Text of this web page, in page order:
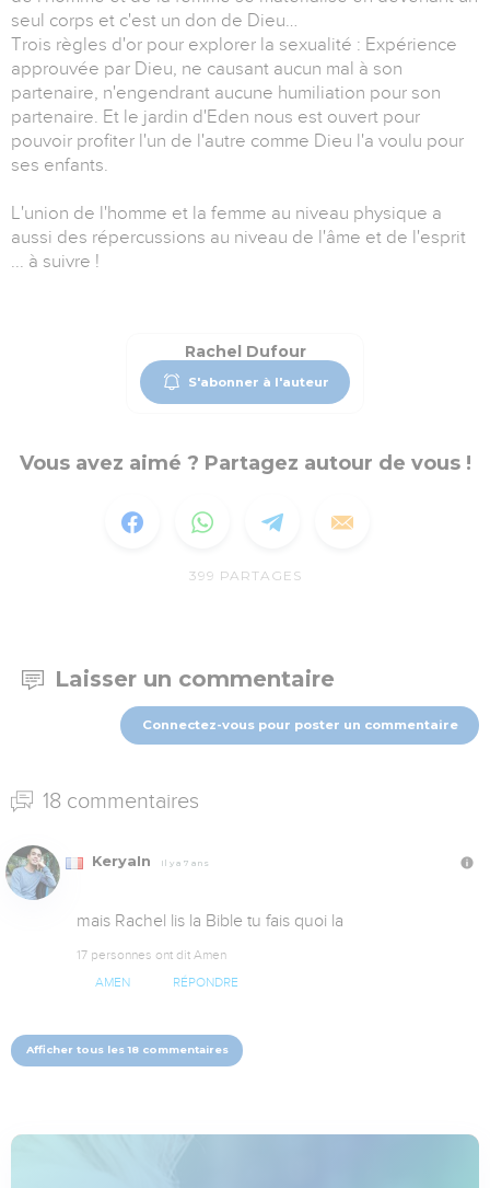
seul corps et c'est un don de Dieu…
Trois règles d'or pour explorer la sexualité : Expérience
approuvée par Dieu, ne causant aucun mal à son
partenaire, n'engendrant aucune humiliation pour son
partenaire. Et le jardin d'Eden nous est ouvert pour
pouvoir profiter l'un de l'autre comme Dieu l'a voulu pour
ses enfants.
L'union de l'homme et la femme au niveau physique a
aussi des répercussions au niveau de l'âme et de l'esprit
... à suivre !
Rachel Dufour
S'abonner à l'auteur
Vous avez aimé ? Partagez autour de vous !
399 PARTAGES
Laisser un commentaire
Connectez-vous pour poster un commentaire
18 commentaires
KeryaIn Il y a 7 ans
mais Rachel lis la Bible tu fais quoi la
17 personnes ont dit Amen
AMEN RÉPONDRE
Afficher tous les 18 commentaires